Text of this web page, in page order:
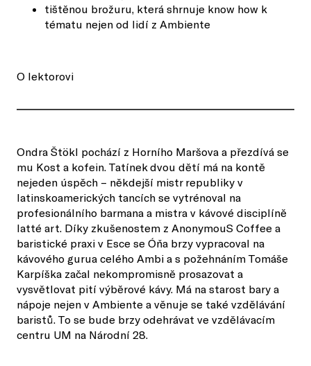
tištěnou brožuru, která shrnuje know how k
tématu nejen od lidí z Ambiente
O lektorovi
Ondra Štökl pochází z Horního Maršova a přezdívá se
mu Kost a kofein. Tatínek dvou dětí má na kontě
nejeden úspěch – někdejší mistr republiky v
latinskoamerických tancích se vytrénoval na
profesionálního barmana a mistra v kávové disciplíně
latté art. Díky zkušenostem z AnonymouS Coffee a
baristické praxi v Esce se Óňa brzy vypracoval na
kávového gurua celého Ambi a s požehnáním Tomáše
Karpíška začal nekompromisně prosazovat a
vysvětlovat pití výběrové kávy. Má na starost bary a
nápoje nejen v Ambiente a věnuje se také vzdělávání
baristů. To se bude brzy odehrávat ve vzdělávacím
centru UM na Národní 28.